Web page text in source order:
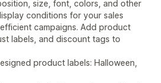
size, font, colors, and other
conditions for your sales
campaigns. Add product
labels, and discount tags to
product labels: Halloween,